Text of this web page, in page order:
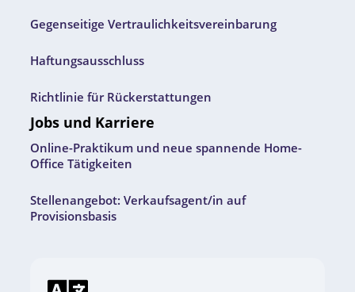
Gegenseitige Vertraulichkeitsvereinbarung
Haftungsausschluss
Richtlinie für Rückerstattungen
Jobs und Karriere
Online-Praktikum und neue spannende Home-
Office Tätigkeiten
Stellenangebot: Verkaufsagent/in auf
Provisionsbasis